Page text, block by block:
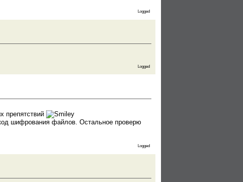
Logged
Logged
препятствий
шифрования файлов. Остальное проверю
Logged